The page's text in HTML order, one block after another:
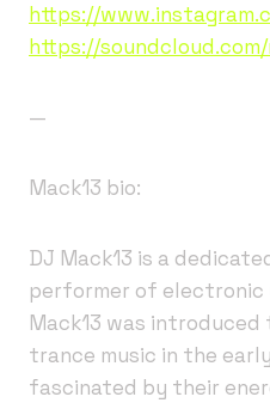
https://
https://
—
Mack13 bio:
DJ Mack13 is a
performer of electronic
Mack13 was introduced
trance music in the
fascinated by their